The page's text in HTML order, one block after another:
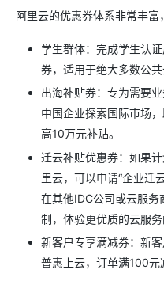
阿里云的优惠券体系非常丰富
学生群体：完成学生认
券，适用于绝大多数公
出海补贴券：专为需要
中国企业探索国际市场
高10万元补贴。
迁云补贴优惠券：如果
里云，可以申请“企业迁
在其他IDC公司或云服务
制，体验更优质的云服务
新客户专享满减券：新
普惠上云，订单满100元